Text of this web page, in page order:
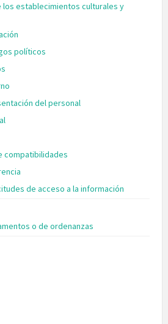
los establecimientos culturales y
políticos
del personal
compatibilidades
de acceso a la información
o de ordenanzas